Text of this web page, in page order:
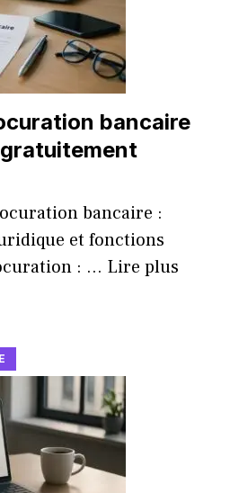
bancaire
bancaire :
et fonctions
: ... Lire plus